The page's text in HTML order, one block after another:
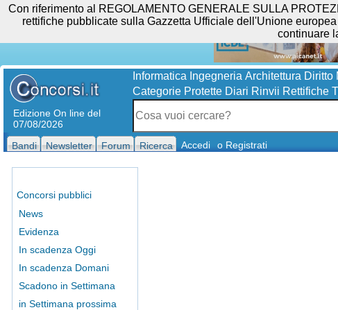
Edizione On line del
07/08/2026
Informatica Ingegneria Architettura Diritto
Categorie Protette Diari Rinvii Rettifiche
Bandi Newsletter Forum Ricerca Accedi o Registrati
Concorsi pubblici
News
Evidenza
In scadenza Oggi
In scadenza Domani
Scadono in Settimana
in Settimana prossima
Con riferimento al REGOLAMENTO GENERALE SULLA
rettifiche pubblicate sulla Gazzetta Ufficiale dell'Unione
continuare